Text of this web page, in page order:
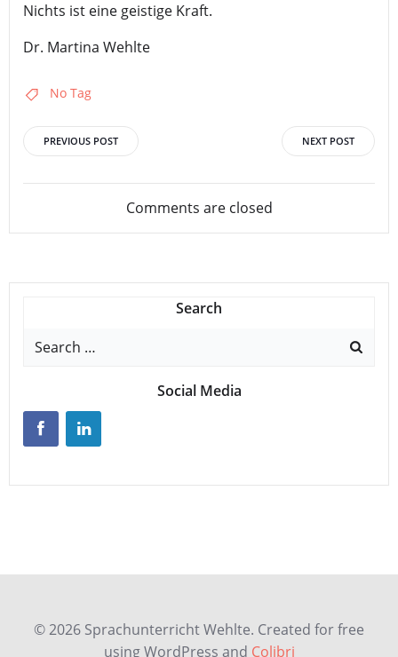
Nichts ist eine geistige Kraft.
Dr. Martina Wehlte
No Tag
Beitrags-
Navigation
PREVIOUS POST
Beitrags-
Navigation
NEXT POST
Comments are closed
Search
Search
Social Media
© 2026 Sprachunterricht Wehlte. Created for free
using WordPress and Colibri